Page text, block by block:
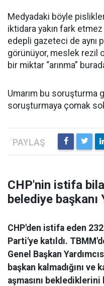
Medyadaki böyle
iktidara yakın fark
edepli gazeteci de aynı
görünüyor, meslek rezil
bir miktar “arınma”
Umarım bu soruşturma
soruşturmaya çomak
CHP'nin istifa
belediye başkanı
CHP'den istifa eden
Parti'ye katıldı.
Genel Başkan
başkan kalmadığını ve
aşmasını